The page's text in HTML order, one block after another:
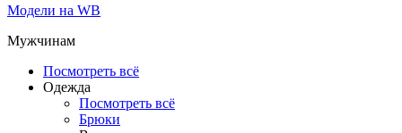
Модели на WB
Мужчинам
Посмотреть всё
Одежда
Посмотреть всё
Брюки